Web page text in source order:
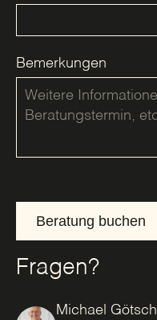
Bemerkungen
Beratung buchen
Fragen?
Michael Götschl